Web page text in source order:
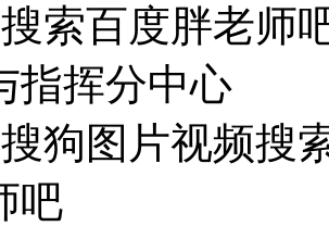
索百度胖老师
指挥分中心
狗图片视频搜
吧